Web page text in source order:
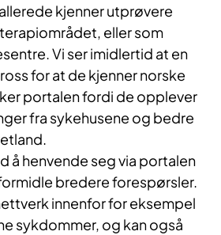
kjenner utprøvere
eller som
Vi ser imidlertid at en
for at de kjenner norske
portalen fordi de opplever
fra sykehusene og bedre
å henvende seg via portalen
bredere forespørsler.
innenfor for eksempel
sykdommer, og kan også